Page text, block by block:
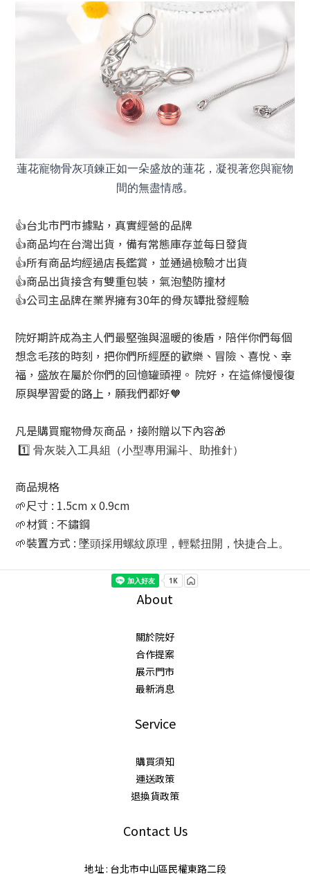
蓮花寵物骨灰項鍊正如一朵盛放的蓮花，凝視著您與寵物
間的無盡情感。
👍台北市門市據點，真實經營的品牌
👍商品均在台灣出貨，備有常態庫存並每日發貨
👍所有商品均經過店長鑑賞，並通過檢驗才出貨
👍商品出貨接含有雙重包裝，氣泡墊防撞材
👍公司主品牌在業界擁有30年的骨灰罈批發經驗
院好期許成為主人們最堅強與溫暖的後盾，陪伴你們每個
想念毛孩的時刻，把你們所經歷的歡樂、冒險、喜悅、幸
福，盛放在屬於你們的回憶罐頭裡。 院好，在這條慢慢復
原與學習愛的路上，願我們都好🧡
凡是購買寵物骨灰商品，接附贈以下內容🎁
1️⃣ 骨灰裝入工具組（小型專用漏斗、助推針）
商品規格
🌱尺寸 : 1.5cm x 0.9cm
🌱材質 : 不鏽鋼
🌱裝置方式 : 墜頭採用螺紋原理，輕鬆扭開，快捷合上。
About
關於院好
合作提案
展示門市
最新消息
Service
購買須知
運送政策
退換貨政策
Contact Us
地址 : 台北市中山區民權東路二段